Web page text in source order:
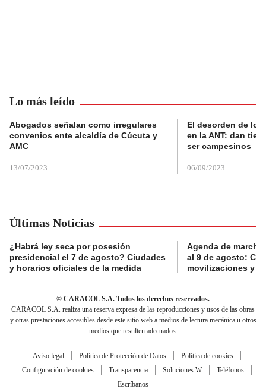
Lo más leído
Abogados señalan como irregulares
convenios ente alcaldía de Cúcuta y
AMC
13/07/2023
El desorden de
en la ANT: dan
ser campesinos
06/09/2023
Últimas Noticias
¿Habrá ley seca por posesión
presidencial el 7 de agosto? Ciudades
y horarios oficiales de la medida
Agenda de
al 9 de agosto:
movilizaciones y
© CARACOL S.A. Todos los derechos reservados.
CARACOL S.A. realiza una reserva expresa de las reproducciones y usos de las obras
y otras prestaciones accesibles desde este sitio web a medios de lectura mecánica u otros
medios que resulten adecuados.
Aviso legal Política de Protección de Datos
Política de cookies
Configuración de cookies
Transparencia Soluciones W
Teléfonos
Escríbanos